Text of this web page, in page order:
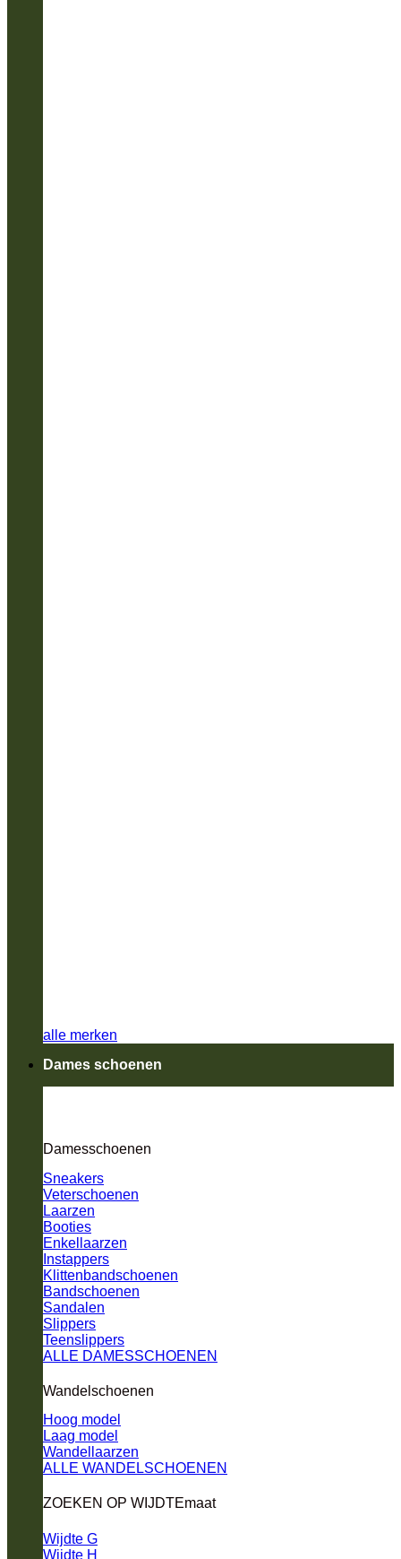
alle merken
Dames schoenen
Damesschoenen
Sneakers
Veterschoenen
Laarzen
Booties
Enkellaarzen
Instappers
Klittenbandschoenen
Bandschoenen
Sandalen
Slippers
Teenslippers
ALLE DAMESSCHOENEN
Wandelschoenen
Hoog model
Laag model
Wandellaarzen
ALLE WANDELSCHOENEN
ZOEKEN OP WIJDTEmaat
Wijdte G
Wijdte H